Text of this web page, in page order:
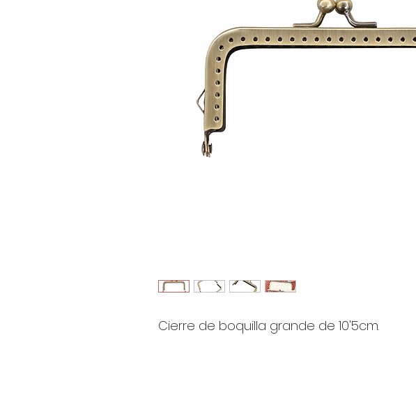
Cierre de boquilla grande de 10'5cm.